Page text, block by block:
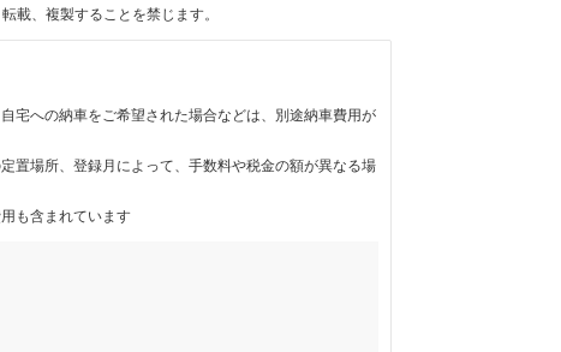
載、複製することを禁じます。
宅への納車をご希望された場合などは、別途納車費用が
置場所、登録月によって、手数料や税金の額が異なる場
も含まれています